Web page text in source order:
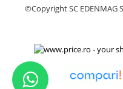
©Copyright SC EDENMAG